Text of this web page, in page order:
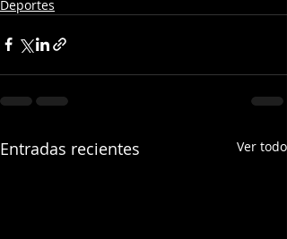
Deportes
Entradas recientes Ver todo